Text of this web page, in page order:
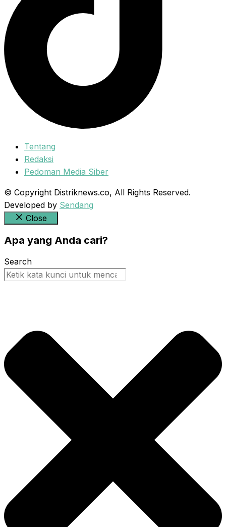
Tentang
Redaksi
Pedoman Media Siber
© Copyright Distriknews.co, All Rights Reserved.
Developed by Sendang
Close
Apa yang Anda cari?
Search